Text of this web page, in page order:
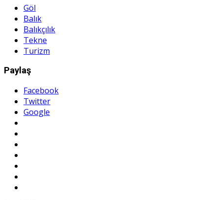
Göl
Balık
Balıkçılık
Tekne
Turizm
Paylaş
Facebook
Twitter
Google